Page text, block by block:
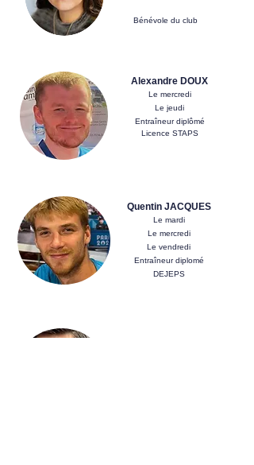
Bénévole du club
Alexandre DOUX
Le mercredi
Le jeudi
Entraîneur diplômé
Licence STAPS
Quentin JACQUES
Le mardi
Le mercredi
Le vendredi
Entraîneur diplomé
DEJEPS